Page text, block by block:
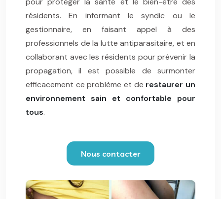
résidents. En informant le syndic ou le
gestionnaire, en faisant appel à des
professionnels de la lutte antiparasitaire, et en
collaborant avec les résidents pour prévenir la
propagation, il est possible de surmonter
efficacement ce problème et de restaurer un
environnement sain et confortable pour
tous.
Nous contacter